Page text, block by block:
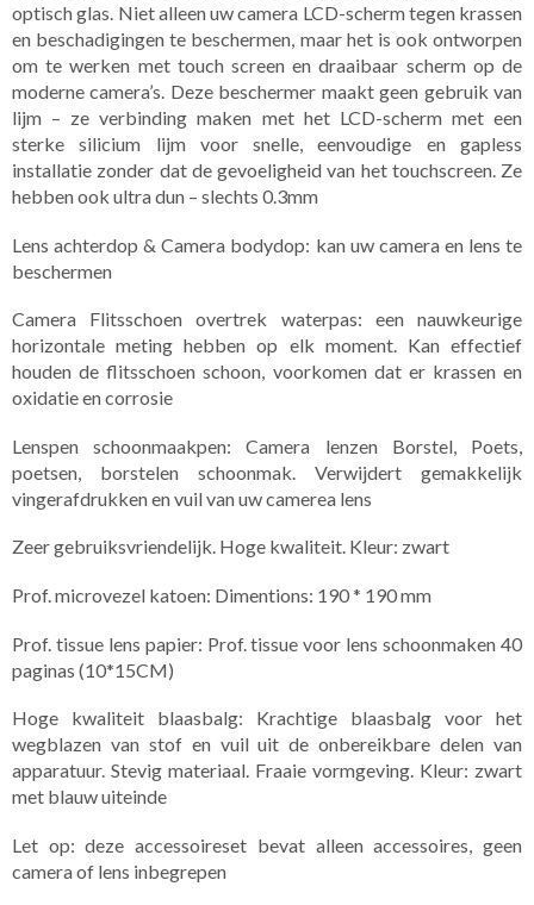
optisch glas. Niet alleen uw camera LCD-scherm tegen krassen
en beschadigingen te beschermen, maar het is ook ontworpen
om te werken met touch screen en draaibaar scherm op de
moderne camera’s. Deze beschermer maakt geen gebruik van
lijm – ze verbinding maken met het LCD-scherm met een
sterke silicium lijm voor snelle, eenvoudige en gapless
installatie zonder dat de gevoeligheid van het touchscreen. Ze
hebben ook ultra dun – slechts 0.3mm
Lens achterdop & Camera bodydop: kan uw camera en lens te
beschermen
Camera Flitsschoen overtrek waterpas: een nauwkeurige
horizontale meting hebben op elk moment. Kan effectief
houden de flitsschoen schoon, voorkomen dat er krassen en
oxidatie en corrosie
Lenspen schoonmaakpen: Camera lenzen Borstel, Poets,
poetsen, borstelen schoonmak. Verwijdert gemakkelijk
vingerafdrukken en vuil van uw camerea lens
Zeer gebruiksvriendelijk. Hoge kwaliteit. Kleur: zwart
Prof. microvezel katoen: Dimentions: 190 * 190 mm
Prof. tissue lens papier: Prof. tissue voor lens schoonmaken 40
paginas (10*15CM)
Hoge kwaliteit blaasbalg: Krachtige blaasbalg voor het
wegblazen van stof en vuil uit de onbereikbare delen van
apparatuur. Stevig materiaal. Fraaie vormgeving. Kleur: zwart
met blauw uiteinde
Let op: deze accessoireset bevat alleen accessoires, geen
camera of lens inbegrepen